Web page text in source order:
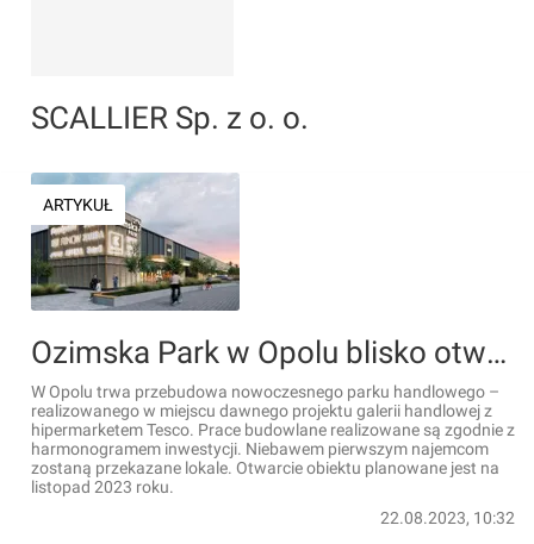
SCALLIER Sp. z o. o.
ARTYKUŁ
Ozimska Park w Opolu blisko otwarcia
W Opolu trwa przebudowa nowoczesnego parku handlowego –
realizowanego w miejscu dawnego projektu galerii handlowej z
hipermarketem Tesco. Prace budowlane realizowane są zgodnie z
harmonogramem inwestycji. Niebawem pierwszym najemcom
zostaną przekazane lokale. Otwarcie obiektu planowane jest na
listopad 2023 roku.
22.08.2023, 10:32